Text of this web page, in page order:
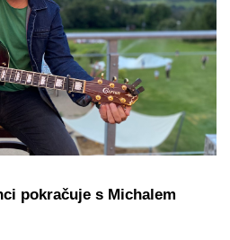
pokračuje s Michalem